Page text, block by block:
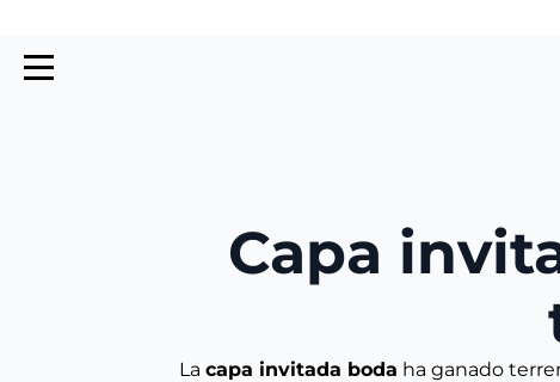
Capa
La capa invitada boda ha ganado